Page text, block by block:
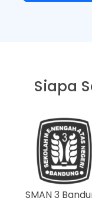
Siapa
SMAN 3